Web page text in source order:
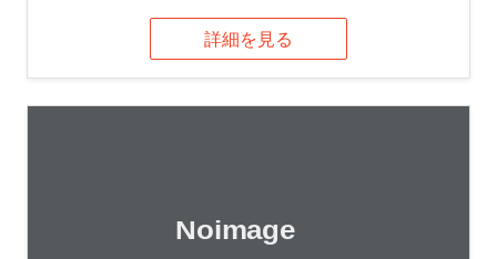
詳細を見る